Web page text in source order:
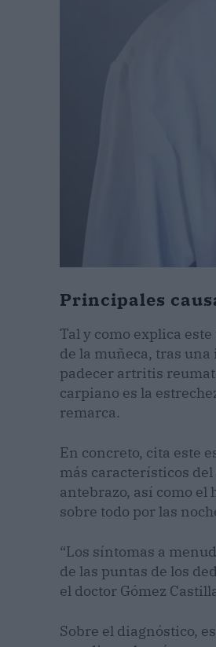
Principales
Tal y como explica
de la muñeca, tras
padecer artritis
carpiano es la
remarca.
En concreto, cita este
más característicos
antebrazo, así como
sobre todo por las
“Los síntomas a
de las puntas de los
el doctor Gómez
Sobre el diagnóstico,